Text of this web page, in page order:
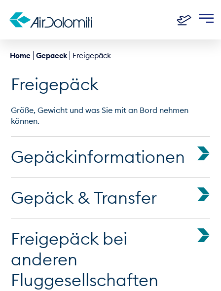
Home Gepaeck Freigepäck
Freigepäck
Größe, Gewicht und was Sie mit an Bord nehmen
können.
Gepäckinformationen
Gepäck & Transfer
Freigepäck bei
anderen
Fluggesellschaften